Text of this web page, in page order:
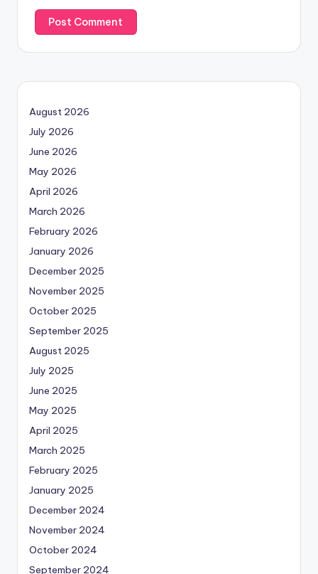
August 2026
July 2026
June 2026
May 2026
April 2026
March 2026
February 2026
January 2026
December 2025
November 2025
October 2025
September 2025
August 2025
July 2025
June 2025
May 2025
April 2025
March 2025
February 2025
January 2025
December 2024
November 2024
October 2024
September 2024